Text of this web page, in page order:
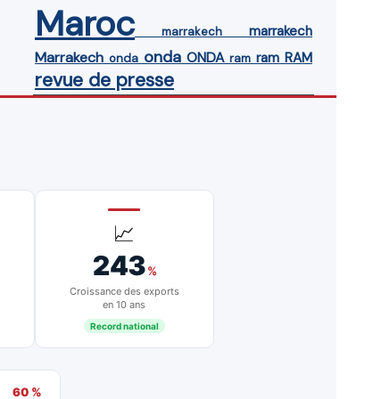
Maroc marrakech marrakech
Marrakech onda onda ONDA ram ram RAM
revue de presse
📈
243%
Croissance des exports
en 10 ans
Record national
60 %